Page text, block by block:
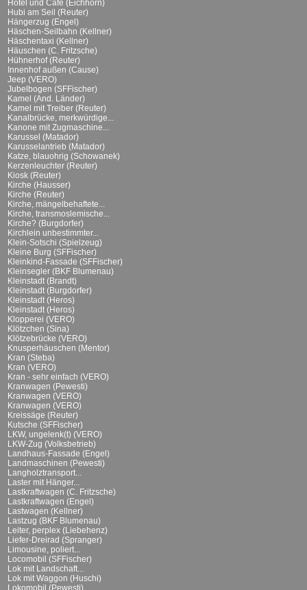
Hotel und Café (Eichhorn)
Hubi am Seil (Reuter)
Hängerzug (Engel)
Häschen-Seilbahn (Kellner)
Häschentaxi (Kellner)
Häuschen (C. Fritzsche)
Hühnerhof (Reuter)
Innenhof außen (Cause)
Jeep (VERO)
Jubelbogen (SFFischer)
Kamel (And. Länder)
Kamel mit Treiber (Reuter)
Kanalbrücke, merkwürdige...
Kanone mit Zugmaschine...
Karussel (Matador)
Karusselantrieb (Matador)
Katze, blauohrig (Schowanek)
Kerzenleuchter (Reuter)
Kiosk (Reuter)
Kirche (Hausser)
Kirche (Reuter)
Kirche, mängelbehaftete...
Kirche, transmoslemische...
Kirche? (Burgdorfer)
Kirchlein unbestimmter...
Klein-Sotschi (Spielzeug)
Kleine Burg (SFFischer)
Kleinkind-Fassade (SFFischer)
Kleinsegler (BKF Blumenau)
Kleinstadt (Brandt)
Kleinstadt (Burgdorfer)
Kleinstadt (Heros)
Kleinstadt (Heros)
Klopperei (VERO)
Klötzchen (Sina)
Klötzebrücke (VERO)
Knusperhäuschen (Mentor)
Kran (Steba)
Kran (VERO)
Kran - sehr einfach (VERO)
Kranwagen (Pewesti)
Kranwagen (VERO)
Kranwagen (VERO)
Kreissäge (Reuter)
Kutsche (SFFischer)
LKW, ungelenk(t) (VERO)
LKW-Zug (Volksbetrieb)
Landhaus-Fassade (Engel)
Landmaschinen (Pewesti)
Langholztransport...
Laster mit Hänger...
Lastkraftwagen (C. Fritzsche)
Lastkraftwagen (Engel)
Lastwagen (Kellner)
Lastzug (BKF Blumenau)
Leiter, perplex (Liebehenz)
Liefer-Dreirad (Spranger)
Limousine, poliert...
Locomobil (SFFischer)
Lok mit Landschaft...
Lok mit Waggon (Huschi)
Lokomobil (Pewesti)